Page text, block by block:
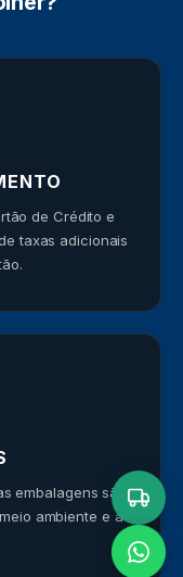
de Crédito e
taxas adicionais
embalagens são
ambiente e a